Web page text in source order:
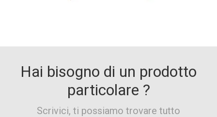
Hai bisogno di un prodotto
particolare ?
Scrivici, ti possiamo trovare tutto